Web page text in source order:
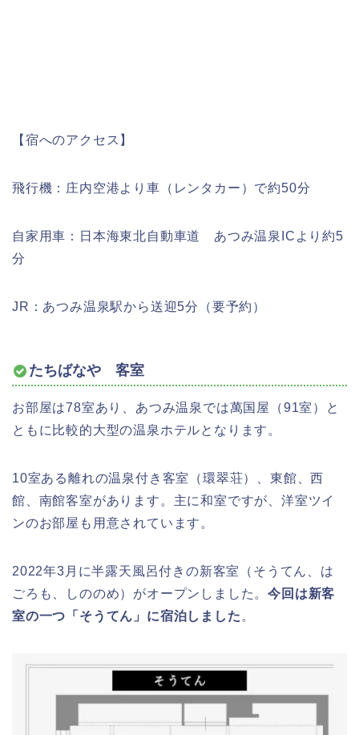
【宿へのアクセス】
飛行機：庄内空港より車（レンタカー）で約50分
自家用車：日本海東北自動車道 あつみ温泉ICより約5
分
JR：あつみ温泉駅から送迎5分（要予約）
たちばなや 客室
お部屋は78室あり、あつみ温泉では萬国屋（91室）と
ともに比較的大型の温泉ホテルとなります。
10室ある離れの温泉付き客室（環翠荘）、東館、西
館、南館客室があります。主に和室ですが、洋室ツイ
ンのお部屋も用意されています。
2022年3月に半露天風呂付きの新客室（そうてん、は
ごろも、しののめ）がオープンしました。今回は新客
室の一つ「そうてん」に宿泊しました 。